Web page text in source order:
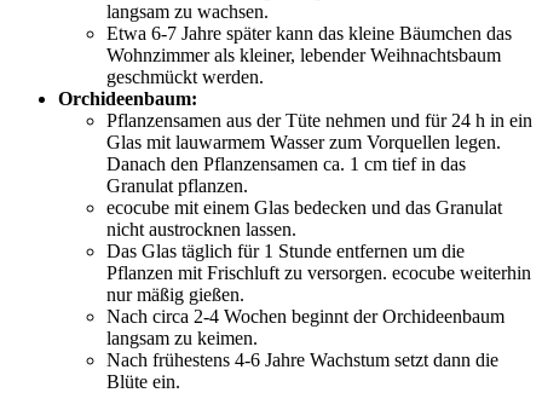
langsam zu wachsen.
Etwa 6-7 Jahre später kann das kleine Bäumchen das
Wohnzimmer als kleiner, lebender Weihnachtsbaum
geschmückt werden.
Orchideenbaum:
Pflanzensamen aus der Tüte nehmen und für 24 h in ein
Glas mit lauwarmem Wasser zum Vorquellen legen.
Danach den Pflanzensamen ca. 1 cm tief in das
Granulat pflanzen.
ecocube mit einem Glas bedecken und das Granulat
nicht austrocknen lassen.
Das Glas täglich für 1 Stunde entfernen um die
Pflanzen mit Frischluft zu versorgen. ecocube weiterhin
nur mäßig gießen.
Nach circa 2-4 Wochen beginnt der Orchideenbaum
langsam zu keimen.
Nach frühestens 4-6 Jahre Wachstum setzt dann die
Blüte ein.